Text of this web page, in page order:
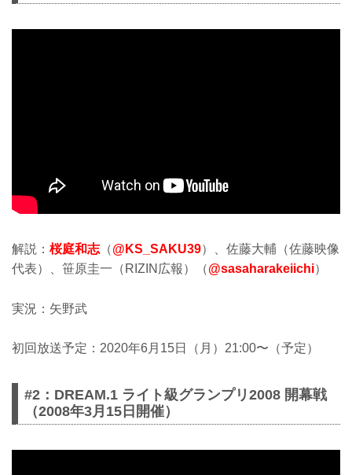
解説： 桜庭和志 （@KS_SAKU39）、佐藤大輔（佐藤映像
代表）、笹原圭一（RIZIN広報）（@sasaharakeiichi）
実況：矢野武
初回放送予定：2020年6月15日（月）21:00〜（予定）
#2：DREAM.1 ライト級グランプリ2008 開幕戦
（2008年3月15日開催）